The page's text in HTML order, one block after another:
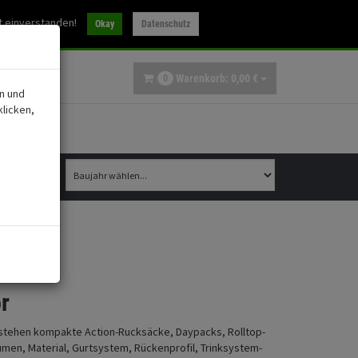
einverstanden! Okay Datenschutz
info@ibex-parts.de
Warenkorb: 0, 00 €
kompakte Action-Rucksäcke, Daypacks, Rolltop-
Material, Gurtsystem, Rückenprofil, Trinksystem-
und